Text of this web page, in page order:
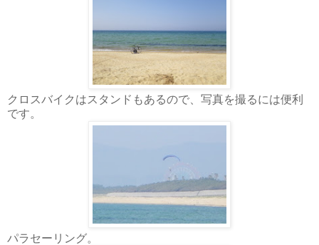
クロスバイクはスタンドもあるので、写真を撮るには便利
です。
パラセーリング。